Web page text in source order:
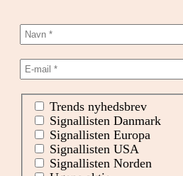
Trends nyhedsbrev
Signallisten Danmark
Signallisten Europa
Signallisten USA
Signallisten Norden